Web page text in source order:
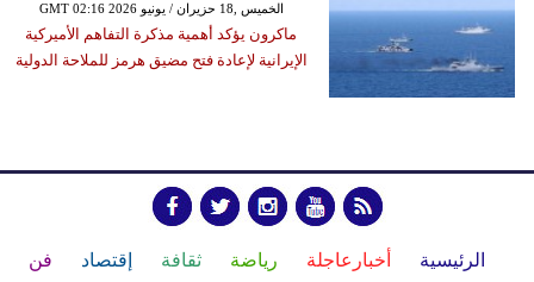
GMT 02:16 2026 الخميس ,18 حزيران / يونيو
ماكرون يؤكد أهمية مذكرة التفاهم الأميركية
الإيرانية لإعادة فتح مضيق هرمز للملاحة الدولية
الرئيسية أخبارعاجلة رياضة ثقافة إقتصاد فن